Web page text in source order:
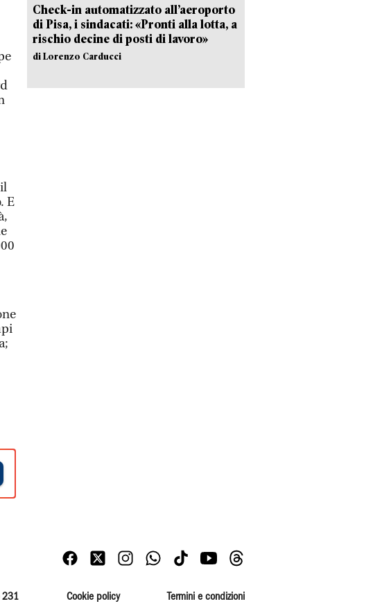
E
Check-in automatizzato all’aeroporto
di Pisa, i sindacati: «Pronti alla lotta, a
rischio decine di posti di lavoro»
di Lorenzo Carducci
231 Cookie policy Termini e condizioni